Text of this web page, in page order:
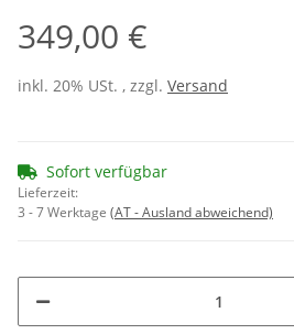
349,00 €
inkl. 20% USt. , zzgl. Versand
Sofort verfügbar
Lieferzeit:
3 - 7 Werktage (AT - Ausland abweichend)